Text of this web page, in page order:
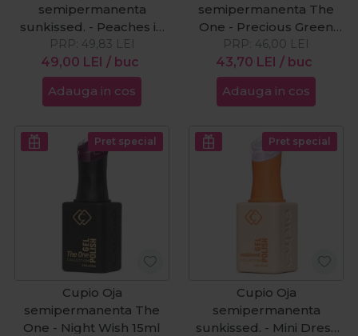
semipermanenta
sunkissed. - Peaches in
Bloom 15ml
49,00 LEI / buc
PRP: 49,83 LEI
Adauga in cos
semipermanenta The
One - Precious Green
15ml
43,70 LEI / buc
PRP: 46,00 LEI
Adauga in cos
Pret special
Cupio Oja
semipermanenta The
One - Night Wish 15ml
Pret special
Cupio Oja
semipermanenta
sunkissed. - Mini Dress